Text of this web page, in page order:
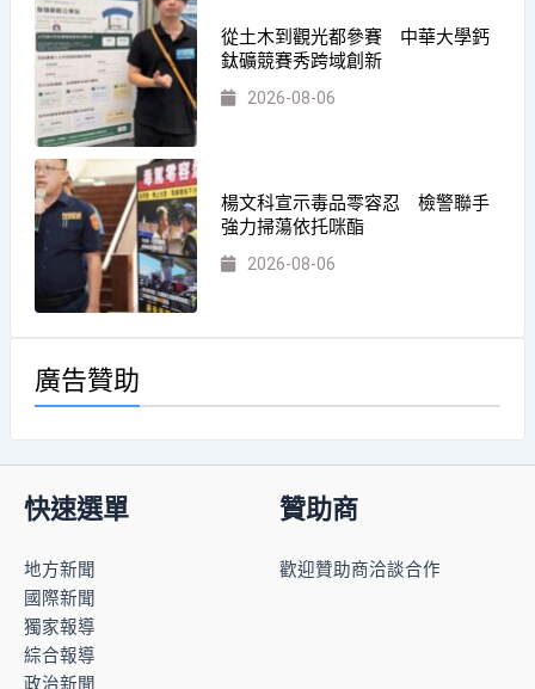
從土木到觀光都參賽 中華大學鈣
鈦礦競賽秀跨域創新
2026-08-06
楊文科宣示毒品零容忍 檢警聯手
強力掃蕩依托咪酯
2026-08-06
廣告贊助
快速選單
地方新聞
國際新聞
獨家報導
綜合報導
贊助商
歡迎贊助商洽談合作